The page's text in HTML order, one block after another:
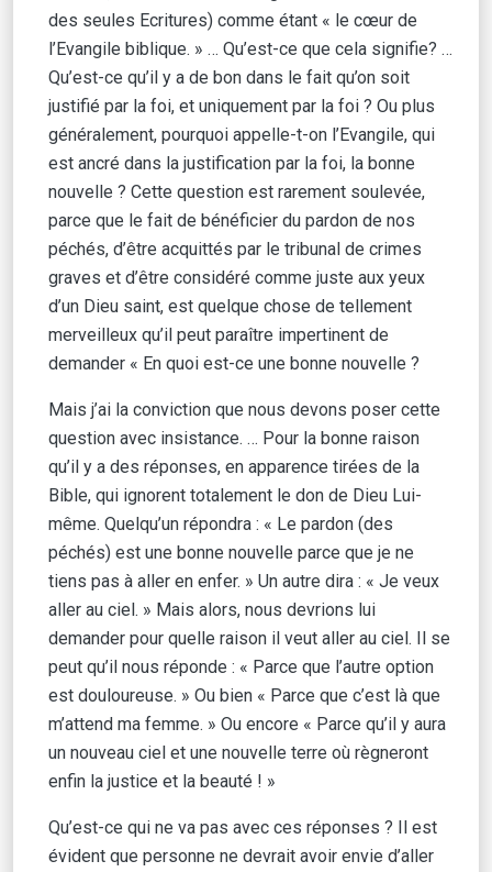
des seules Ecritures) comme étant « le cœur de
l’Evangile biblique. » … Qu’est-ce que cela signifie? …
Qu’est-ce qu’il y a de bon dans le fait qu’on soit
justifié par la foi, et uniquement par la foi ? Ou plus
généralement, pourquoi appelle-t-on l’Evangile, qui
est ancré dans la justification par la foi, la bonne
nouvelle ? Cette question est rarement soulevée,
parce que le fait de bénéficier du pardon de nos
péchés, d’être acquittés par le tribunal de crimes
graves et d’être considéré comme juste aux yeux
d’un Dieu saint, est quelque chose de tellement
merveilleux qu’il peut paraître impertinent de
demander « En quoi est-ce une bonne nouvelle ?
Mais j’ai la conviction que nous devons poser cette
question avec insistance. … Pour la bonne raison
qu’il y a des réponses, en apparence tirées de la
Bible, qui ignorent totalement le don de Dieu Lui-
même. Quelqu’un répondra : « Le pardon (des
péchés) est une bonne nouvelle parce que je ne
tiens pas à aller en enfer. » Un autre dira : « Je veux
aller au ciel. » Mais alors, nous devrions lui
demander pour quelle raison il veut aller au ciel. Il se
peut qu’il nous réponde : « Parce que l’autre option
est douloureuse. » Ou bien « Parce que c’est là que
m’attend ma femme. » Ou encore « Parce qu’il y aura
un nouveau ciel et une nouvelle terre où règneront
enfin la justice et la beauté ! »
Qu’est-ce qui ne va pas avec ces réponses ? Il est
évident que personne ne devrait avoir envie d’aller